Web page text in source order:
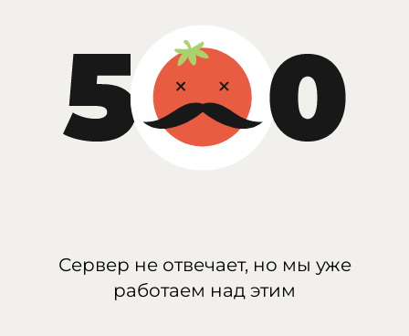
Сервер не отвечает, но мы уже
работаем над этим